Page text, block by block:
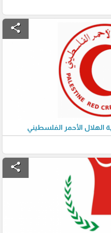
share
الهلال الأحمر الفلسطيني
share